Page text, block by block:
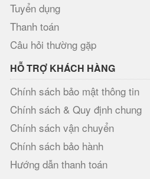
Tuyển dụng
Thanh toán
Câu hỏi thường gặp
HỖ TRỢ KHÁCH HÀNG
Chính sách bảo mật thông tin
Chính sách & Quy định chung
Chính sách vận chuyển
Chính sách bảo hành
Hướng dẫn thanh toán